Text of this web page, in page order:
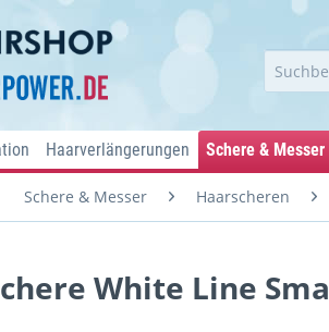
Haarverlängerungen Schere & Messer
Schere & Messer Haarscheren
White Line